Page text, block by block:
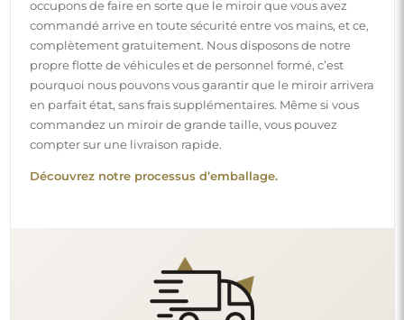
Montage facile
Nous nous chargeons de la fabrication et de la livraison
des miroirs, tandis que l’installation est à votre
responsabilité. Étant donné les particularités de chaque
espace, nous ne proposons pas d’accessoires de montage
standards. Cela vous offre la liberté de sélectionner les